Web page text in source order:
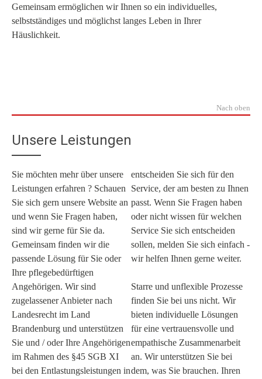
Gemeinsam ermöglichen wir Ihnen so ein individuelles,
selbstständiges und möglichst langes Leben in Ihrer
Häuslichkeit.
Nach oben
Unsere Leistungen
Sie möchten mehr über unsere
Leistungen erfahren ? Schauen
Sie sich gern unsere Website an
und wenn Sie Fragen haben,
sind wir gerne für Sie da.
Gemeinsam finden wir die
passende Lösung für Sie oder
Ihre pflegebedürftigen
Angehörigen. Wir sind
zugelassener Anbieter nach
Landesrecht im Land
Brandenburg und unterstützen
Sie und / oder Ihre Angehörigen
im Rahmen des §45 SGB XI
bei den Entlastungsleistungen in
entscheiden Sie sich für den
Service, der am besten zu Ihnen
passt. Wenn Sie Fragen haben
oder nicht wissen für welchen
Service Sie sich entscheiden
sollen, melden Sie sich einfach -
wir helfen Ihnen gerne weiter.
Starre und unflexible Prozesse
finden Sie bei uns nicht. Wir
bieten individuelle Lösungen
für eine vertrauensvolle und
empathische Zusammenarbeit
an. Wir unterstützen Sie bei
dem, was Sie brauchen. Ihren